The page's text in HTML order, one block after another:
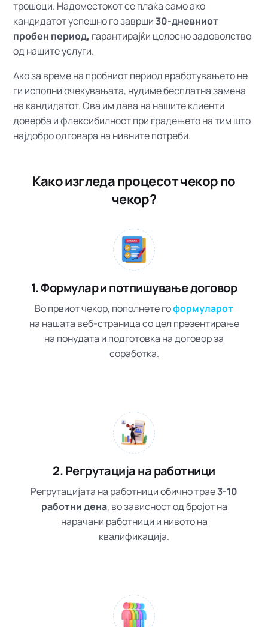
трошоци. Надоместокот се плаќа само ако
кандидатот успешно го заврши30-дневниот
пробен период, гарантирајќи целосно задоволство
од нашите услуги.
Ако за време на пробниот период вработувањето не
ги исполни очекувањата, нудиме бесплатна замена
на кандидатот. Ова им дава на нашите клиенти
доверба и флексибилност при градењето на тим што
најдобро одговара на нивните потреби.
Како изгледа процесот чекор по
чекор?
1. Формулар и потпишување договор
Во првиот чекор, пополнете гоформуларот
на нашата веб-страница со цел презентирање
на понудата и подготовка на договор за
соработка.
2. Регрутација на работници
Регрутацијата на работници обично трае3-10
работни дена, во зависност од бројот на
нарачани работници и нивото на
квалификација.